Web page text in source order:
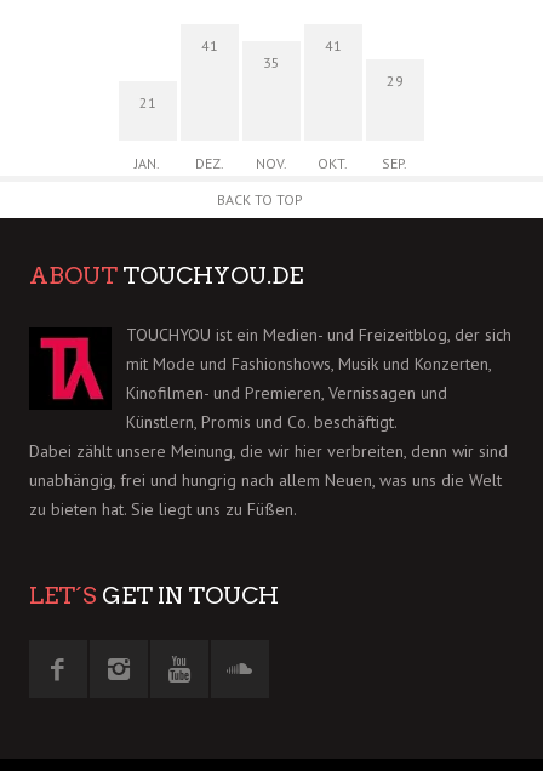
21
JAN.
41
DEZ.
35
NOV.
41
OKT.
29
SEP.
BACK TO TOP
ABOUT TOUCHYOU.DE
TOUCHYOU ist ein Medien- und Freizeitblog, der sich
mit Mode und Fashionshows, Musik und Konzerten,
Kinofilmen- und Premieren, Vernissagen und
Künstlern, Promis und Co. beschäftigt.
Dabei zählt unsere Meinung, die wir hier verbreiten, denn wir sind
unabhängig, frei und hungrig nach allem Neuen, was uns die Welt
zu bieten hat. Sie liegt uns zu Füßen.
LET´S GET IN TOUCH